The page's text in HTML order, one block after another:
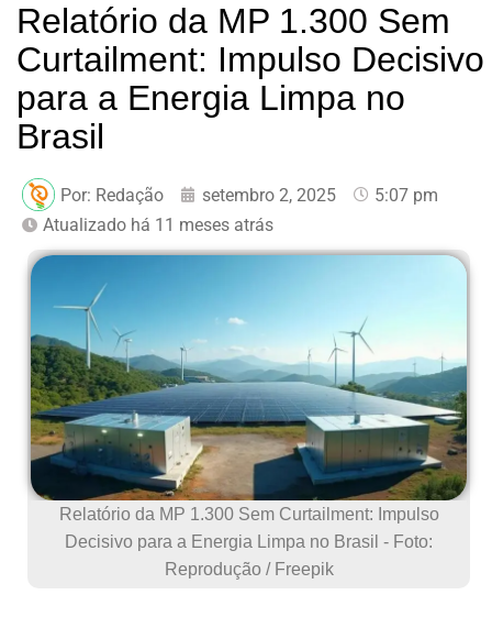
Relatório da MP 1.300 Sem
Curtailment: Impulso Decisivo
para a Energia Limpa no
Brasil
Por: Redação setembro 2, 2025
5:07 pm
Atualizado há 11 meses atrás
Relatório da MP 1.300 Sem Curtailment: Impulso
Decisivo para a Energia Limpa no Brasil - Foto:
Reprodução / Freepik